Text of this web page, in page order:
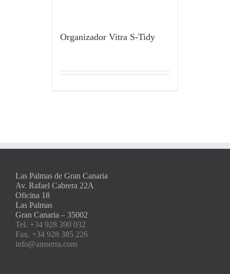
Organizador Vitra S-Tidy
Las Palmas de Gran Canaria
Av. Rafael Cabrera 22A
Oficina 18
Las Palmas
Gran Canaria – 35002
Tel. +34 928 390 032
Fax. +34 928 385 226
info@amserra.com